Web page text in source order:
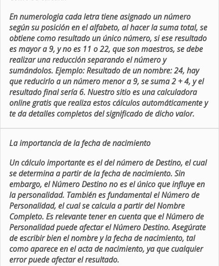
En numerologia cada letra tiene asignado un número
según su posición en el alfabeto, al hacer la suma total, se
obtiene como resultado un único número, si ese resultado
es mayor a 9, y no es 11 o 22, que son maestros, se debe
realizar una reducción separando el número y
sumándolos. Ejemplo: Resultado de un nombre: 24, hay
que reducirlo a un número menor a 9, se suma 2 + 4, y el
resultado final sería 6. Nuestro sitio es una calculadora
online gratis que realiza estos cálculos automáticamente y
te da detalles completos del significado de dicho valor.
La importancia de la fecha de nacimiento
Un cálculo importante es el del número de Destino, el cual
se determina a partir de la fecha de nacimiento. Sin
embargo, el Número Destino no es el único que influye en
la personalidad. También es fundamental el Número de
Personalidad, el cual se calcula a partir del Nombre
Completo. Es relevante tener en cuenta que el Número de
Personalidad puede afectar el Número Destino. Asegúrate
de escribir bien el nombre y la fecha de nacimiento, tal
como aparece en el acta de nacimiento, ya que cualquier
error puede afectar el resultado.